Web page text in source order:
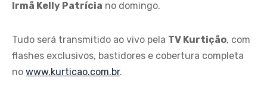
Irmã Kelly Patrícia no domingo.
Tudo será transmitido ao vivo pela TV Kurtição, com
flashes exclusivos, bastidores e cobertura completa
no www.kurticao.com.br.